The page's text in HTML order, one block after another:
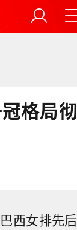
格局彻
西女排先后